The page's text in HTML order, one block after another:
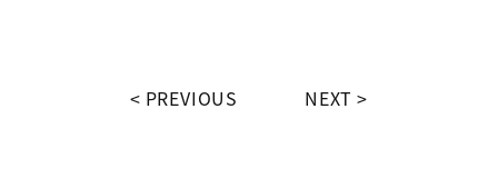
PREVIOUS NEXT